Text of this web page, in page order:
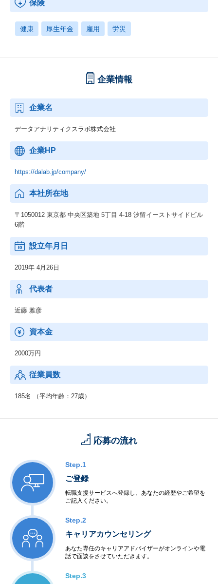
保険
健康 厚生年金 雇用 労災
企業情報
企業名
データアナリティクスラボ株式会社
企業HP
https://dalab.jp/company/
本社所在地
〒1050012 東京都 中央区築地 5丁目 4-18 汐留イーストサイドビル
6階
設立年月日
2019年 4月26日
代表者
近藤 雅彦
資本金
2000万円
従業員数
185名 （平均年齢：27歳）
応募の流れ
Step.1
ご登録
転職支援サービスへ登録し、あなたの経歴やご希望を
ご記入ください。
Step.2
キャリアカウンセリング
あなた専任のキャリアアドバイザーがオンラインや電
話で面談をさせていただきます。
Step.3